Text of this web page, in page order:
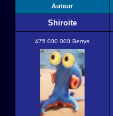
Auteur
Shiroite
475 000 000 Berrys